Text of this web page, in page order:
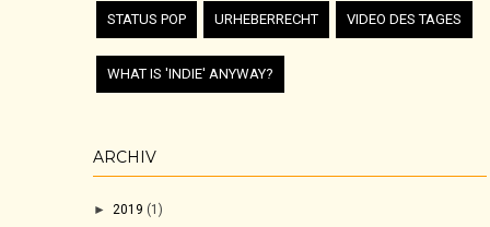
STATUS POP URHEBERRECHT VIDEO DES TAGES
WHAT IS 'INDIE' ANYWAY?
ARCHIV
► 2019 (1)